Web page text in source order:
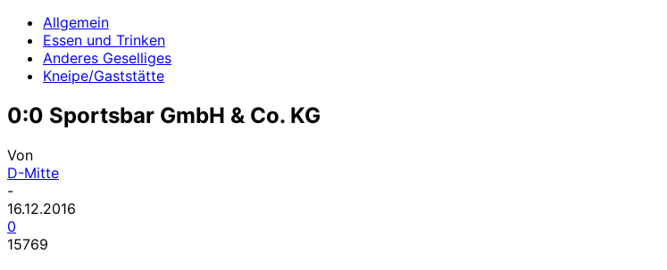
Allgemein
Essen und Trinken
Anderes Geselliges
Kneipe/Gaststätte
0:0 Sportsbar GmbH & Co. KG
Von
D-Mitte
-
16.12.2016
0
15769